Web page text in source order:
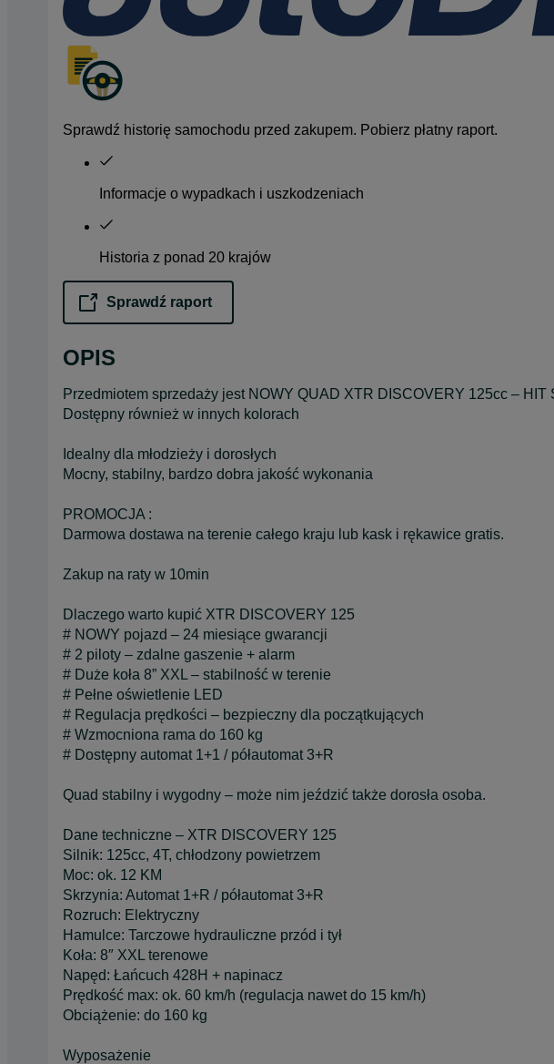
Sprawdź historię samochodu przed zakupem. Pobierz płatny raport.
Informacje o wypadkach i uszkodzeniach
Historia z ponad 20 krajów
Sprawdź raport
opens in a new tab
OPIS
Przedmiotem sprzedaży jest NOWY QUAD XTR DISCOVERY 125cc –
Dostępny również w innych kolorach
Idealny dla młodzieży i dorosłych
Mocny, stabilny, bardzo dobra jakość wykonania
PROMOCJA :
Darmowa dostawa na terenie całego kraju lub kask i rękawice gratis.
Zakup na raty w 10min
Dlaczego warto kupić XTR DISCOVERY 125
# NOWY pojazd – 24 miesiące gwarancji
# 2 piloty – zdalne gaszenie + alarm
# Duże koła 8” XXL – stabilność w terenie
# Pełne oświetlenie LED
# Regulacja prędkości – bezpieczny dla początkujących
# Wzmocniona rama do 160 kg
# Dostępny automat 1+1 / półautomat 3+R
Quad stabilny i wygodny – może nim jeździć także dorosła osoba.
Dane techniczne – XTR DISCOVERY 125
Silnik: 125cc, 4T, chłodzony powietrzem
Moc: ok. 12 KM
Skrzynia: Automat 1+R / półautomat 3+R
Rozruch: Elektryczny
Hamulce: Tarczowe hydrauliczne przód i tył
Koła: 8″ XXL terenowe
Napęd: Łańcuch 428H + napinacz
Prędkość max: ok. 60 km/h (regulacja nawet do 15 km/h)
Obciążenie: do 160 kg
Wyposażenie